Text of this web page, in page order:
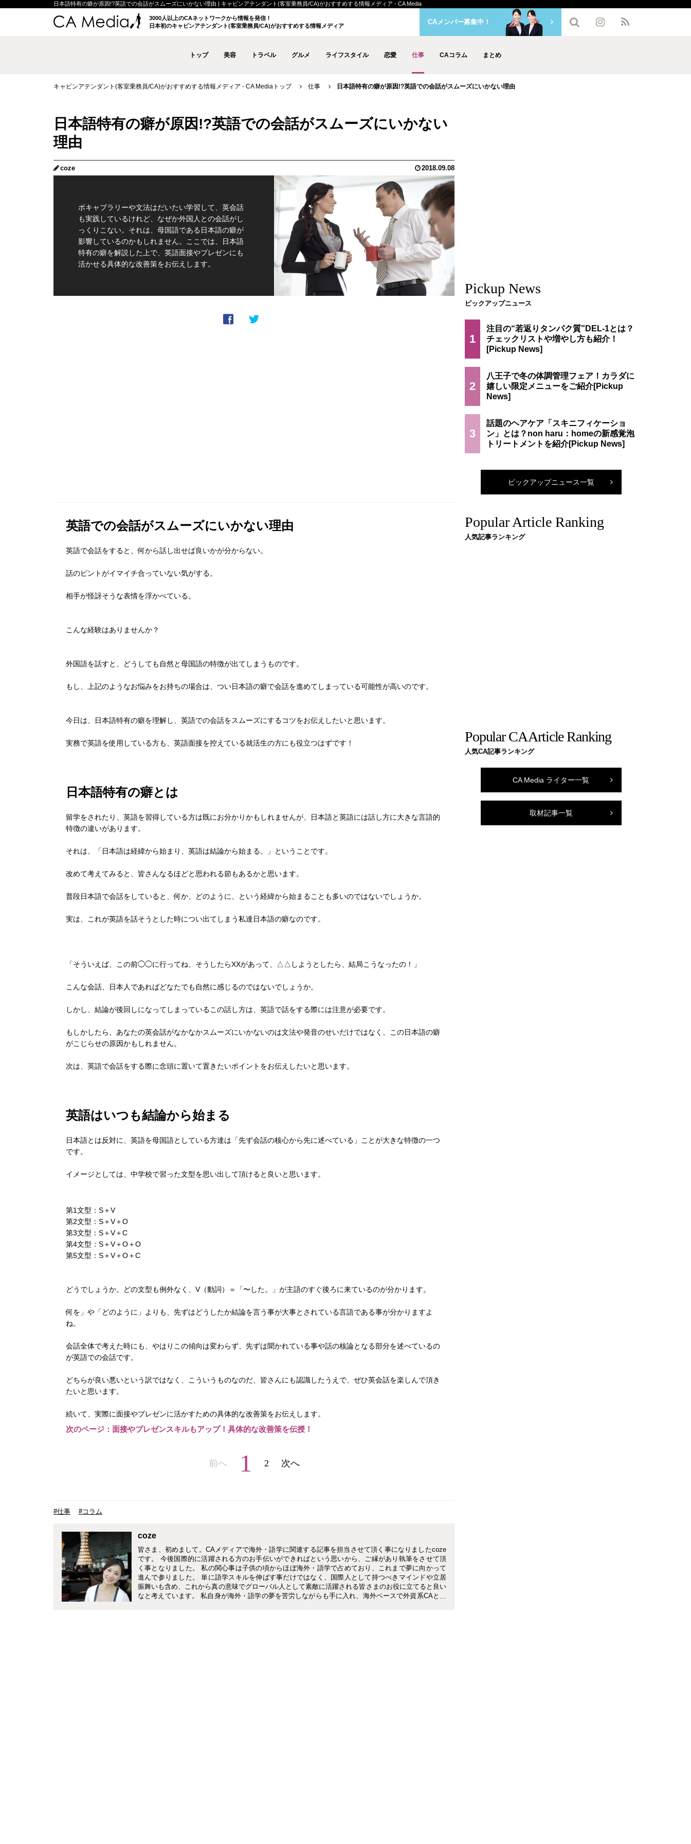
日本語特有の癖が原因!?英語での会話がスムーズにいかない理由 | キャビンアテンダント(客室乗務員/CA)がおすすめする情報メディア - CA Media
3000人以上のCAネットワークから情報を発信！
日本初のキャビンアテンダント(客室乗務員/CA)がおすすめする情報メディア
トップ 美容 トラベル グルメ ライフスタイル 恋愛 仕事 CAコラム まとめ
CAメンバー募集中！
キャビンアテンダント(客室乗務員/CA)がおすすめする情報メディア - CA Mediaトップ 仕事 日本語特有の癖が原因!?英語での会話がスムーズにいかない理由
日本語特有の癖が原因!?英語での会話がスムーズにいかない
理由
coze 2018.09.08
ボキャブラリーや文法はだいたい学習して、英会話
も実践しているけれど、なぜか外国人との会話がし
っくりこない。それは、母国語である日本語の癖が
影響しているのかもしれません。ここでは、日本語
特有の癖を解説した上で、英語面接やプレゼンにも
活かせる具体的な改善策をお伝えします。
英語での会話がスムーズにいかない理由
英語で会話をすると、何から話し出せば良いかが分からない。
話のピントがイマイチ合っていない気がする。
相手が怪訝そうな表情を浮かべている。
こんな経験はありませんか？
外国語を話すと、どうしても自然と母国語の特徴が出てしまうものです。
もし、上記のようなお悩みをお持ちの場合は、つい日本語の癖で会話を進めてしまっている可能性が高いのです。
今日は、日本語特有の癖を理解し、英語での会話をスムーズにするコツをお伝えしたいと思います。
実務で英語を使用している方も、英語面接を控えている就活生の方にも役立つはずです！
日本語特有の癖とは
留学をされたり、英語を習得している方は既にお分かりかもしれませんが、日本語と英語には話し方に大きな言語的
特徴の違いがあります。
それは、「日本語は経緯から始まり、英語は結論から始まる。」ということです。
改めて考えてみると、皆さんなるほどと思われる節もあるかと思います。
普段日本語で会話をしていると、何か、どのように、という経緯から始まることも多いのではないでしょうか。
実は、これが英語を話そうとした時につい出てしまう私達日本語の癖なのです。
「そういえば、この前◯◯に行ってね、そうしたらXXがあって、△△しようとしたら、結局こうなったの！」
こんな会話、日本人であればどなたでも自然に感じるのではないでしょうか。
しかし、結論が後回しになってしまっているこの話し方は、英語で話をする際には注意が必要です。
もしかしたら、あなたの英会話がなかなかスムーズにいかないのは文法や発音のせいだけではなく、この日本語の癖
がこじらせの原因かもしれません。
次は、英語で会話をする際に念頭に置いて置きたいポイントをお伝えしたいと思います。
英語はいつも結論から始まる
日本語とは反対に、英語を母国語としている方達は「先ず会話の核心から先に述べている」ことが大きな特徴の一つ
です。
イメージとしては、中学校で習った文型を思い出して頂けると良いと思います。
第1文型：S＋V
第2文型：S＋V＋O
第3文型：S＋V＋C
第4文型：S＋V＋O＋O
第5文型：S＋V＋O＋C
どうでしょうか。どの文型も例外なく、V（動詞）＝「〜した。」が主語のすぐ後ろに来ているのが分かります。
何を」や「どのように」よりも、先ずはどうしたか結論を言う事が大事とされている言語である事が分かりますよ
ね。
会話全体で考えた時にも、やはりこの傾向は変わらず、先ずは聞かれている事や話の核論となる部分を述べているの
が英語での会話です。
どちらが良い悪いという訳ではなく、こういうものなのだ、皆さんにも認識したうえで、ぜひ英会話を楽しんで頂き
たいと思います。
続いて、実際に面接やプレゼンに活かすための具体的な改善策をお伝えします。
次のページ：面接やプレゼンスキルもアップ！具体的な改善策を伝授！
前へ 1 2 次へ
#仕事 #コラム
coze
皆さま、初めまして。CAメディアで海外・語学に関連する記事を担当させて頂く事になりましたcoze
です。 今後国際的に活躍される方のお手伝いができればという思いから、ご縁があり執筆をさせて頂
く事となりました。 私の関心事は子供の頃からほぼ海外・語学で占めており、これまで夢に向かって
進んで参りました。 単に語学スキルを伸ばす事だけではなく、国際人として持つべきマインドや立居
振舞いも含め、これから真の意味でグローバル人として素敵に活躍される皆さまのお役に立てると良い
なと考えています。 私自身が海外・語学の夢を苦労しながらも手に入れ、海外ベースで外資系CAとし
Pickup News
ピックアップニュース
1
注目の“若返りタンパク質”DEL-1とは？
チェックリストや増やし方も紹介！
2
八王子で冬の体調管理フェア！カラダに
嬉しい限定メニューをご紹介
3
話題のヘアケア「スキニフィケーショ
ン」とは？non haru：homeの新感覚泡
トリートメントを紹介
ピックアップニュース一覧
Popular Article Ranking
人気記事ランキング
Popular CA Article Ranking
人気CA記事ランキング
CA Media ライター一覧
取材記事一覧